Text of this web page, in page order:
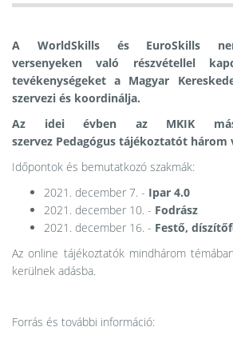
A WorldSkills és EuroSkills
versenyeken való részvétellel
tevékenységeket a Magyar
szervezi és koordinálja.
Az idei évben az MKIK
szervez Pedagógus tájékoztatót három
Időpontok és bemutatkozó szakmák:
2021. december 7. - Ipar 4.0
2021. december 10. - Fodrász
2021. december 16. - Festő,
Az online tájékoztatók mindhárom
kerülnek adásba.
Forrás és további információ: